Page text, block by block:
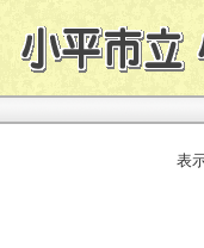
表